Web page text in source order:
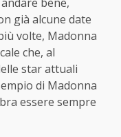
già alcune date
volte, Madonna
che, al
star attuali
di Madonna
essere sempre